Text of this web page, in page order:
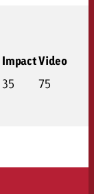
ImpactVideo
35
75